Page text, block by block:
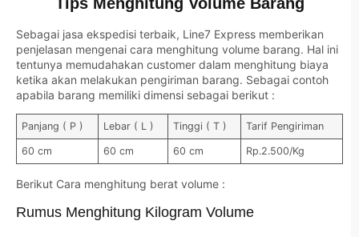
Sebagai jasa ekspedisi terbaik, Line7 Express memberikan
penjelasan mengenai cara menghitung volume barang. Hal ini
tentunya memudahakan customer dalam menghitung biaya
ketika akan melakukan pengiriman barang. Sebagai contoh
apabila barang memiliki dimensi sebagai berikut :
Panjang ( P ) Lebar ( L ) Tinggi ( T ) Tarif Pengiriman
60 cm 60 cm 60 cm Rp.2.500/Kg
Berikut Cara menghitung berat volume :
Rumus Menghitung Kilogram Volume